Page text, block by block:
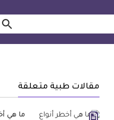
مقالات طبية متعلقة
ما هي